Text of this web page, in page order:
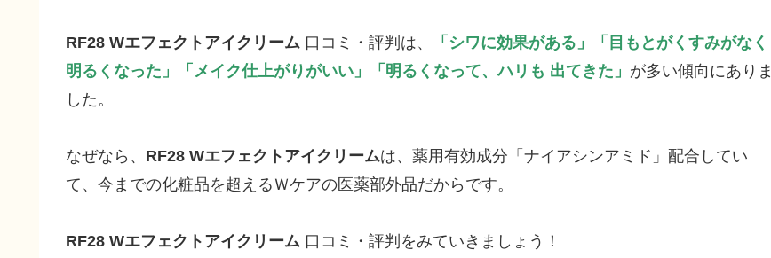
RF28 Wエフェクトアイクリーム 口コミ・評判は、
「シワに効果がある」「目もとがくすみがなく
明るくなった」「メイク仕上がりがいい」「明るくなって、ハリも 出てきた」 が多い傾向にありま
した。
なぜなら、 RF28 Wエフェクトアイクリームは、薬用有効成分「ナイアシンアミド」配合してい
て、今までの化粧品を超えるＷケアの医薬部外品だからです。
RF28 Wエフェクトアイクリーム 口コミ・評判をみていきましょう！